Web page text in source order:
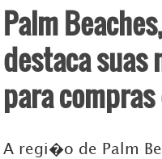
Palm
destaca suas
para
A regi�o de Palm